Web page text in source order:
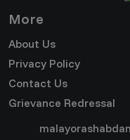
More
About Us
Privacy Policy
Contact Us
Grievance Redressal